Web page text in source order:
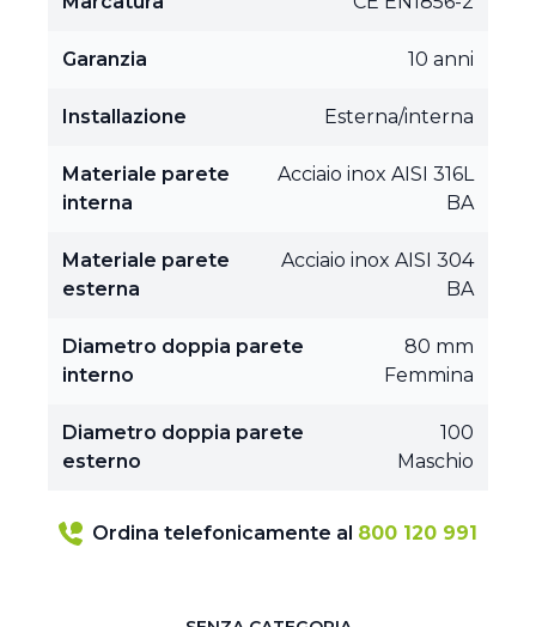
Garanzia 10 anni
Installazione Esterna/interna
Materiale parete
interna
Acciaio inox AISI 316L
BA
Materiale parete
esterna
Acciaio inox AISI 304
BA
Diametro doppia parete
interno
80 mm
Femmina
Diametro doppia parete
esterno
100
Maschio
Ordina telefonicamente al 800 120 991